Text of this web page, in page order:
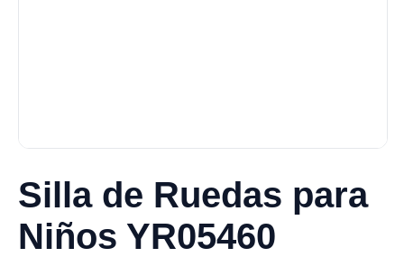
Silla de Ruedas para
Niños YR05460